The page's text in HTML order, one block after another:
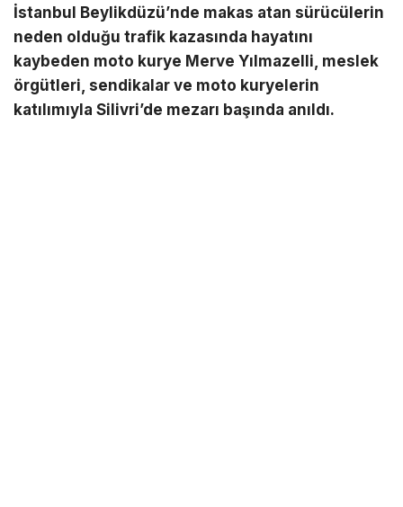
İstanbul Beylikdüzü’nde makas atan sürücülerin
neden olduğu trafik kazasında hayatını
kaybeden moto kurye Merve Yılmazelli, meslek
örgütleri, sendikalar ve moto kuryelerin
katılımıyla Silivri’de mezarı başında anıldı.